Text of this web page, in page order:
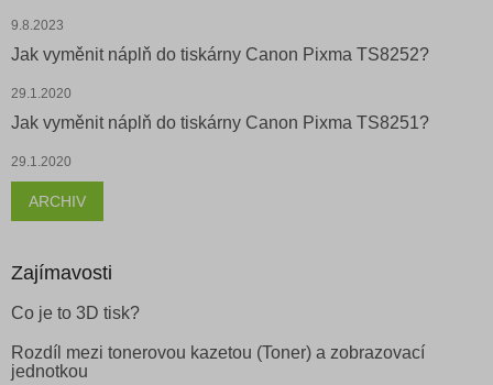
9.8.2023
Jak vyměnit náplň do tiskárny Canon Pixma TS8252?
29.1.2020
Jak vyměnit náplň do tiskárny Canon Pixma TS8251?
29.1.2020
ARCHIV
Zajímavosti
Co je to 3D tisk?
Rozdíl mezi tonerovou kazetou (Toner) a zobrazovací
jednotkou